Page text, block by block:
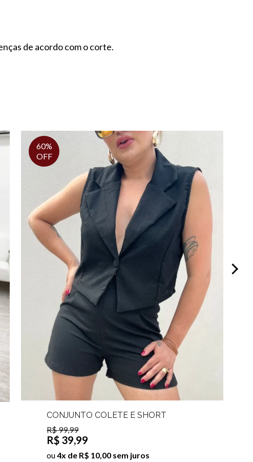
de acordo com o corte.
60%
OFF
CONJUNTO COLETE E SHORT
DANIELA
R$ 99,99
R$ 39,99
ou4x de R$ 10,00 sem juros